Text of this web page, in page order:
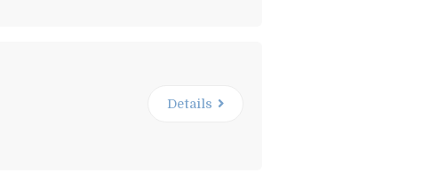
Details